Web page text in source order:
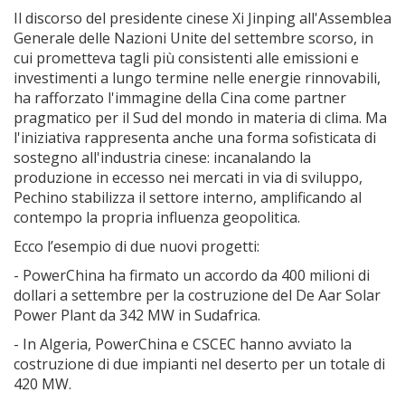
Il discorso del presidente cinese Xi Jinping all'Assemblea
Generale delle Nazioni Unite del settembre scorso, in
cui prometteva tagli più consistenti alle emissioni e
investimenti a lungo termine nelle energie rinnovabili,
ha rafforzato l'immagine della Cina come partner
pragmatico per il Sud del mondo in materia di clima. Ma
l'iniziativa rappresenta anche una forma sofisticata di
sostegno all'industria cinese: incanalando la
produzione in eccesso nei mercati in via di sviluppo,
Pechino stabilizza il settore interno, amplificando al
contempo la propria influenza geopolitica.
Ecco l’esempio di due nuovi progetti:
- PowerChina ha firmato un accordo da 400 milioni di
dollari a settembre per la costruzione del De Aar Solar
Power Plant da 342 MW in Sudafrica.
- In Algeria, PowerChina e CSCEC hanno avviato la
costruzione di due impianti nel deserto per un totale di
420 MW.